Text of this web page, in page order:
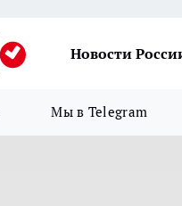
Новости
Мы в Telegram